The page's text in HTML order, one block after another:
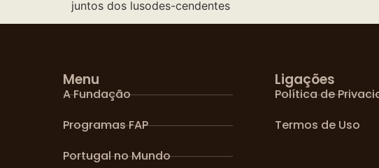
juntos dos lusodes-cendentes
Menu
A Fundação
Programas FAP
Portugal no Mundo
Ligações
Política de
Termos de Uso